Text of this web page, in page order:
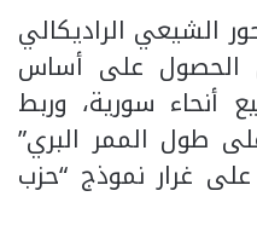
الشيعي الراديكالي
الحصول على أساس
سورية، وربط
طول الممر البري”
غرار نموذج “حزب